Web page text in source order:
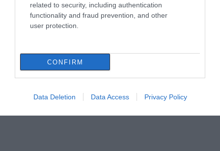
related to security, including authentication
functionality and fraud prevention, and other
user protection.
CONFIRM
Data Deletion Data Access Privacy Policy
Θρήνος σε όλη την Εύβοια για τον
επιχειρηματία που έφυγε απο την ζωή
Πάτρα: Θρήνος για μωράκι μόλις 8
ημερών – Νοσηλευόταν στη ΜΕΘ
08.08.2026 | 16:00
Όλες οι τελευταίες ειδήσεις